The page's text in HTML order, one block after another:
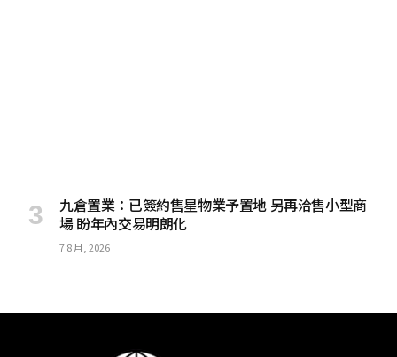
九倉置業：已簽約售星物業予置地 另再洽售小型商
場 盼年內交易明朗化
7 8 月, 2026